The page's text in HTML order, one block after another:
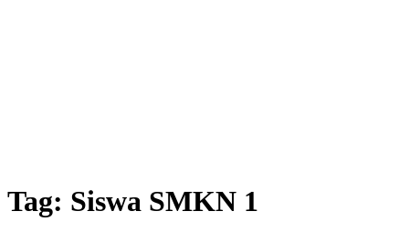
Tag: Siswa SMKN 1